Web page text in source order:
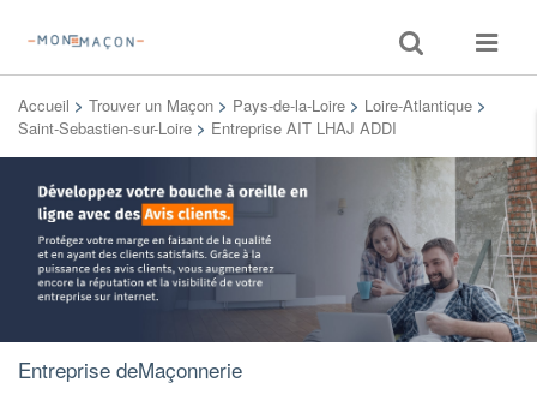
Toggle
search
Toggle
Accueil > Trouver un Maçon > Pays-de-la-Loire > Loire-Atlantique >
Saint-Sebastien-sur-Loire > Entreprise AIT LHAJ ADDI
Entreprise deMaçonnerie